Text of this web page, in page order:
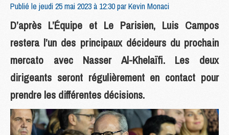
Publié le jeudi 25 mai 2023 à 12:30 parKevin Monaci
D’après L’Équipe et Le Parisien, Luis Campos
restera l’un des principaux décideurs du prochain
mercato avec Nasser Al-Khelaïfi. Les deux
dirigeants seront régulièrement en contact pour
prendre les différentes décisions.